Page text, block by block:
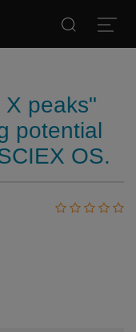
peaks"
potential
OS.